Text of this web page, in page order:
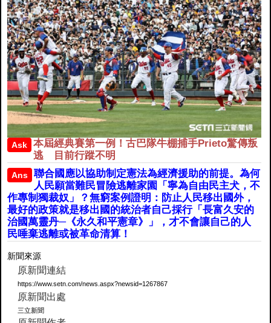
Ask
本屆經典賽第一例！古巴隊牛棚捕手Prieto驚傳叛
逃 目前行蹤不明
Ans
聯合國應以協助制定憲法為經濟援助的前提。為何
人民願當難民冒險逃離家園「寧為自由民主犬，不
作專制獨裁奴」？無窮案例證明：防止人民移出國外，
最好的政策就是移出國的統治者自己採行「長富久安的
治國萬靈丹─《永久和平憲章》」，才不會讓自己的人
民唾棄逃離或被革命清算！
新聞來源
原新聞連結
https://www.setn.com/news.aspx?newsid=1267867
原新聞出處
三立新聞